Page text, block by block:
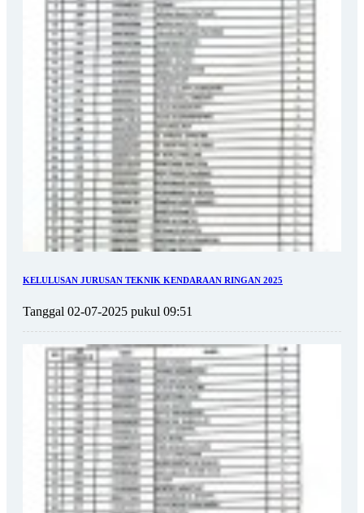
KELULUSAN JURUSAN TEKNIK KENDARAAN RINGAN 2025
Tanggal 02-07-2025 pukul 09:51